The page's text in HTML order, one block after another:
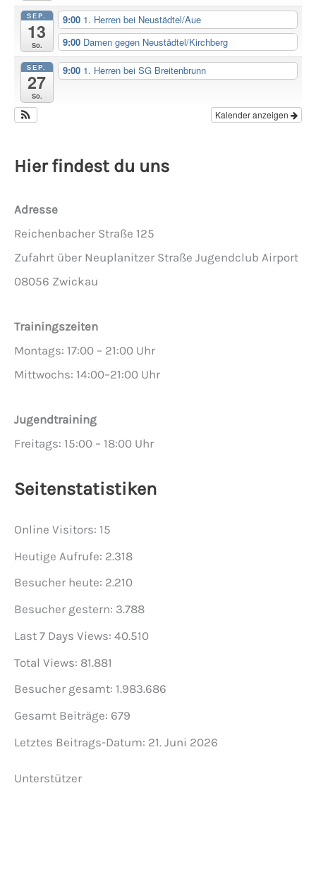
SEP.
13
So.
9:00 1. Herren bei Neustädtel/Aue
9:00 Damen gegen Neustädtel/Kirchberg
SEP.
27
So.
9:00 1. Herren bei SG Breitenbrunn
Kalender anzeigen
Hier findest du uns
Adresse
Reichenbacher Straße 125
Zufahrt über Neuplanitzer Straße Jugendclub Airport
08056 Zwickau
Trainingszeiten
Montags: 17:00 – 21:00 Uhr
Mittwochs: 14:00–21:00 Uhr
Jugendtraining
Freitags: 15:00 – 18:00 Uhr
Seitenstatistiken
Online Visitors: 15
Heutige Aufrufe: 2.318
Besucher heute: 2.210
Besucher gestern: 3.788
Last 7 Days Views: 40.510
Total Views: 81.881
Besucher gesamt: 1.983.686
Gesamt Beiträge: 679
Letztes Beitrags-Datum: 21. Juni 2026
Unterstützer